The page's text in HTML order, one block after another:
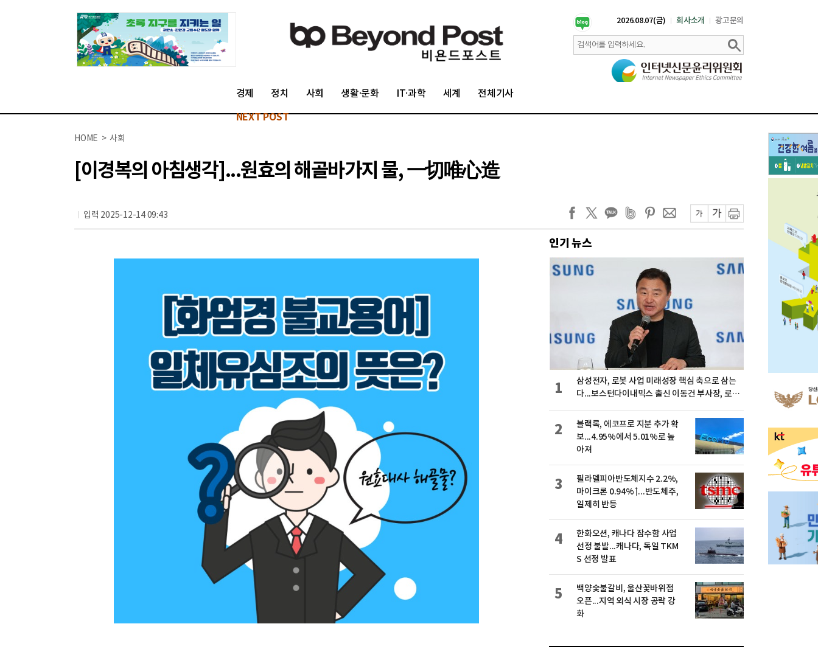
2026.08.07(금) 회사소개 광고문의
경제 정치 사회 생활·문화 IT·과학 세계 전체기사
NEXT POST
HOME > 사회
[이경복의 아침생각]...원효의 해골바가지 물, 一切唯心造
입력 2025-12-14 09:43
인기 뉴스
삼성전자, 로봇 사업 미래성장 핵심 축으로 삼는
다...보스턴다이내믹스 출신 이동건 부사장, 로보
1
블랙록, 에코프로 지분 추가 확
보...4.95%에서 5.01%로 높
아져
2
필라델피아반도체지수 2.2%,
마이크론 0.94%↑...반도체주,
일제히 반등
3
한화오션, 캐나다 잠수함 사업
선정 불발...캐나다, 독일 TKM
S 선정 발표
4
백양숯불갈비, 울산꽃바위점
오픈...지역 외식 시장 공략 강
화
5